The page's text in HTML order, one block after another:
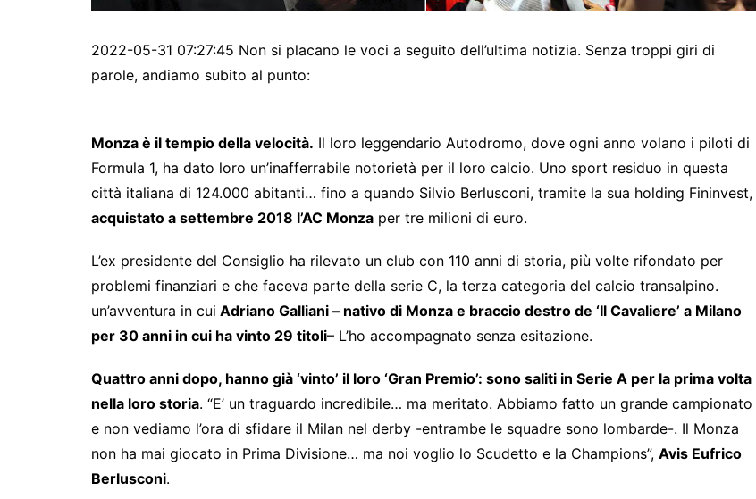
2022-05-31 07:27:45 Non si placano le voci a seguito dell’ultima notizia. Senza troppi giri di
parole, andiamo subito al punto:
Monza è il tempio della velocità. Il loro leggendario Autodromo, dove ogni anno volano i piloti di
Formula 1, ha dato loro un’inafferrabile notorietà per il loro calcio. Uno sport residuo in questa
città italiana di 124.000 abitanti… fino a quando Silvio Berlusconi, tramite la sua holding Fininvest,
acquistato a settembre 2018 l’AC Monza per tre milioni di euro.
L’ex presidente del Consiglio ha rilevato un club con 110 anni di storia, più volte rifondato per
problemi finanziari e che faceva parte della serie C, la terza categoria del calcio transalpino.
un’avventura in cui Adriano Galliani – nativo di Monza e braccio destro de ‘Il Cavaliere’ a Milano
per 30 anni in cui ha vinto 29 titoli– L’ho accompagnato senza esitazione.
Quattro anni dopo, hanno già ‘vinto’ il loro ‘Gran Premio’: sono saliti in Serie A per la prima volta
nella loro storia. “E’ un traguardo incredibile… ma meritato. Abbiamo fatto un grande campionato
e non vediamo l’ora di sfidare il Milan nel derby -entrambe le squadre sono lombarde-. Il Monza
non ha mai giocato in Prima Divisione… ma noi voglio lo Scudetto e la Champions”, Avis Eufrico
Berlusconi.